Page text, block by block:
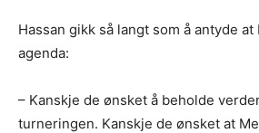
Hassan gikk så langt som å antyde
agenda:
– Kanskje de ønsket å beholde
turneringen. Kanskje de ønsket at